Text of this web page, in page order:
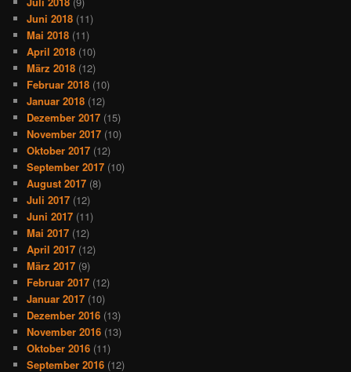
Juni 2018 (11)
Mai 2018 (11)
April 2018 (10)
März 2018 (12)
Februar 2018 (10)
Januar 2018 (12)
Dezember 2017 (15)
November 2017 (10)
Oktober 2017 (12)
September 2017 (10)
August 2017 (8)
Juli 2017 (12)
Juni 2017 (11)
Mai 2017 (12)
April 2017 (12)
März 2017 (9)
Februar 2017 (12)
Januar 2017 (10)
Dezember 2016 (13)
November 2016 (13)
Oktober 2016 (11)
September 2016 (12)